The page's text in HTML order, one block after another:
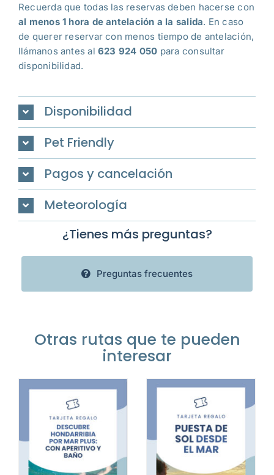
Recuerda que todas las reservas deben hacerse con
al menos 1 hora de antelación a la salida. En caso
de querer reservar con menos tiempo de antelación,
llámanos antes al623 924 050 para consultar
disponibilidad.
Disponibilidad
Pet Friendly
Pagos y cancelación
Meteorología
¿Tienes más preguntas?
Preguntas frecuentes
Otras rutas que te pueden
interesar
AÑADIR AL CARRITO
DETALLES
AÑADIR AL CARRITO
DETALLES